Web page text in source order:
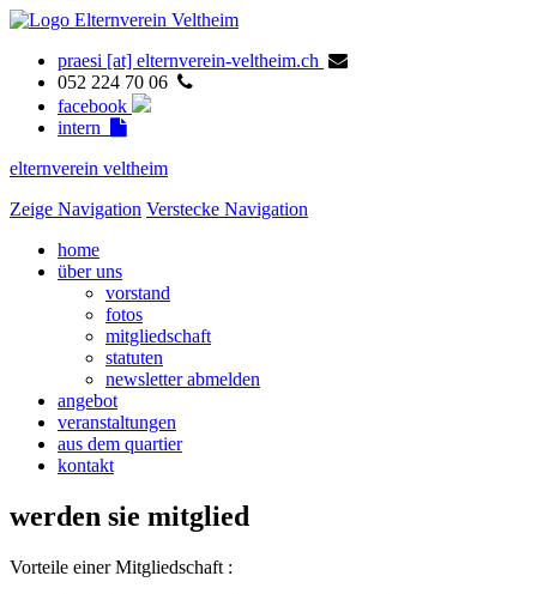
praesi [at] elternverein-veltheim.ch
052 224 70 06
facebook
intern
elternverein veltheim
Zeige Navigation Verstecke Navigation
home
über uns
vorstand
fotos
mitgliedschaft
statuten
newsletter abmelden
angebot
veranstaltungen
aus dem quartier
kontakt
werden sie mitglied
Vorteile einer Mitgliedschaft :